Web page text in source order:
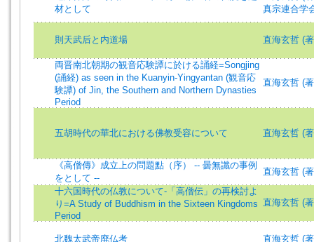
材として
真宗連合学
則天武后と内道場 直海玄哲 (
両晋南北朝期の観音応験譚に於ける誦経=Songjing
(誦経) as seen in the Kuanyin-Yingyantan (観音応
験譚) of Jin, the Southern and Northern Dynasties
Period
直海玄哲 (
五胡時代の華北における佛教受容について 直海玄哲 (
《高僧傳》成立上の問題點（序） -- 曇無讖の事例
をとして --
直海玄哲 (
十六国時代の仏教について-「高僧伝」の再検討よ
り=A Study of Buddhism in the Sixteen Kingdoms
Period
直海玄哲 (
北魏太武帝廃仏考 直海玄哲 (